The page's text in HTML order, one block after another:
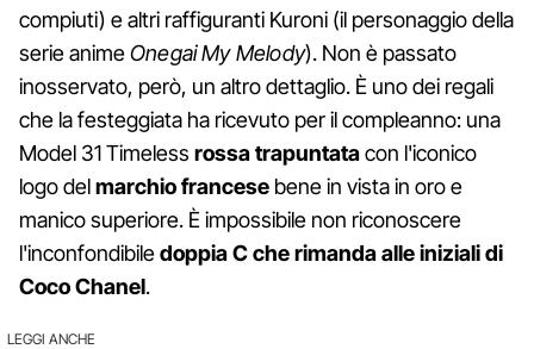
compiuti) e altri raffiguranti Kuroni (il personaggio della
serie animeOnegai My Melody). Non è passato
inosservato, però, un altro dettaglio. È uno dei regali
che la festeggiata ha ricevuto per il compleanno: una
Model 31 Timeless rossa trapuntatacon l'iconico
logo delmarchio francese bene in vista in oro e
manico superiore. È impossibile non riconoscere
l'inconfondibiledoppia C che rimanda alle iniziali di
Coco Chanel.
LEGGI ANCHE